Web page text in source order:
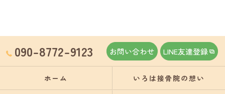
090-8772-9123 お問い合わせ LINE友達登録
ホーム いろは接骨院の想い